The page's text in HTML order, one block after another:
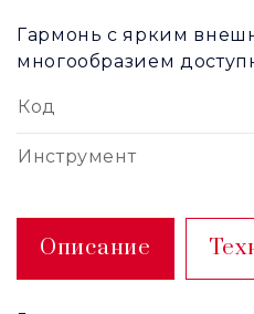
Гармонь с ярким
многообразием
Код
Инструмент
Описание